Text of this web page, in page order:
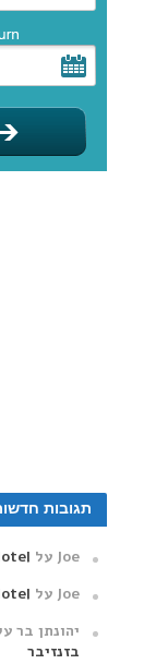
תגובות
Joe על
Joe על
‫יהונתן בר
בזנזיבר